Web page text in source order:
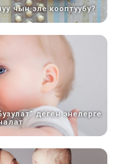
чын эле кооптуубу?
деген энелерге